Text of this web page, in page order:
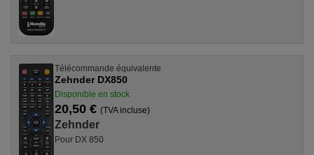
Télécommande équivalente
Zehnder DX850
Disponible en stock
20,50 € (TVA incluse)
Zehnder
Pour DX 850